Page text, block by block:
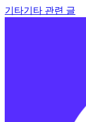
기타기타 관련 글